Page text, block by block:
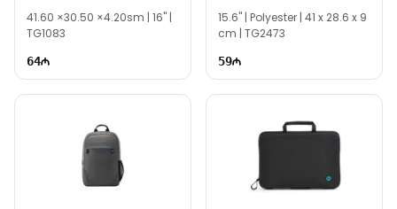
90XB08W0-BSL000
41.60 ×30.50 ×4.20sm | 16" |
TG1083
64
15.6" | Polyester | 41 x 28.6 x 9
cm | TG2473
59